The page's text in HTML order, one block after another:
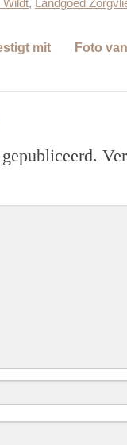
Wildt, Landgoed
mit
Foto